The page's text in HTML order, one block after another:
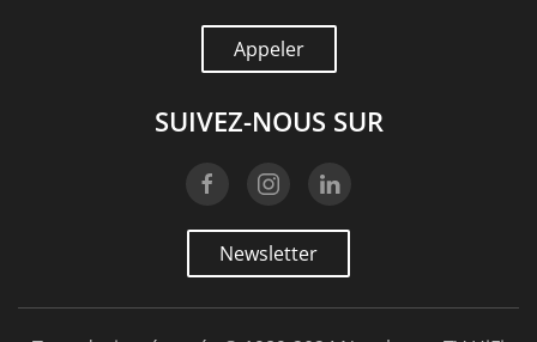
Appeler
SUIVEZ-NOUS SUR
Newsletter